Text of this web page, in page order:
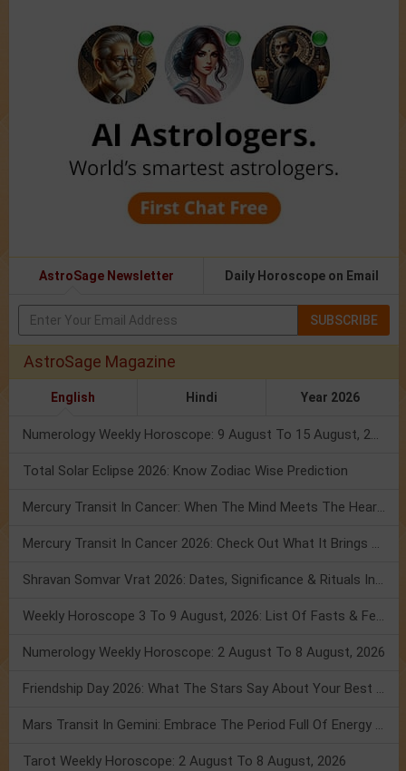
AstroSage Newsletter Daily Horoscope on Email
SUBSCRIBE
AstroSage Magazine
English Hindi Year 2026
Numerology Weekly Horoscope: 9 August To 15 August, 2026
Total Solar Eclipse 2026: Know Zodiac Wise Prediction
Mercury Transit In Cancer: When The Mind Meets The Heart!
Mercury Transit In Cancer 2026: Check Out What It Brings For You
Shravan Somvar Vrat 2026: Dates, Significance & Rituals In August
Weekly Horoscope 3 To 9 August, 2026: List Of Fasts & Festivals
Numerology Weekly Horoscope: 2 August To 8 August, 2026
Friendship Day 2026: What The Stars Say About Your Best Friend!
Mars Transit In Gemini: Embrace The Period Full Of Energy & Intelligence
Tarot Weekly Horoscope: 2 August To 8 August, 2026